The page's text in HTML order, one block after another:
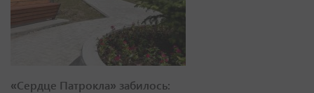
«Сердце Патрокла» забилось: